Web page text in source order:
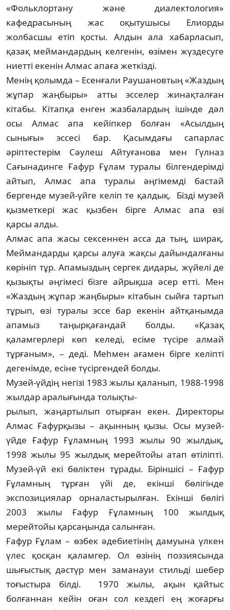
«Фольклортану және диалектология»
кафедрасының жас оқытушысы Елиорды
жолбасшы етіп қосты. Алдын ала хабарласып,
қазақ меймандардың келгенін, өзімен жүздесуге
ниетті екенін Алмас апаға жеткізді.
Менің қолымда – Есенғали Раушановтың «Жаздың
жұпар жаңбыры» атты эсселер жинақ­талған
кітабы. Кітапқа енген жазба­лардың ішінде дәл
осы Алмас апа кейіпкер болған «Асылдың
сынығы» эссесі бар. Қасым­дағы сапарлас
әріптестерім Сәулеш Айту­ғанова мен Гүлназ
Сағынадинге Ғафур Ғұлам туралы білгендерімді
айтып, Алмас апа тура­лы әңгімемді бастай
бергенде музей-үйге кел­іп те қалдық. Бізді музей
қызметкері жас қызбен бірге Алмас апа өзі
қарсы алды.
Алмас апа жасы сексеннен асса да тың, ширақ.
Меймандарды қарсы алуға жақсы дайындалғаны
көрініп тұр. Апамыздың сергек дидары, жүйелі де
қызықты әңгімесі бізге айрықша әсер етті. Мен
«Жаздың жұпар жаңбыры» кітабын сыйға тартып
тұрып, өзі туралы эссе бар екенін айтқанымда
апамыз таңырқағандай болды. «Қазақ
қаламгерлері көп келеді, есіме түсіре алмай
тұрғаным», – деді. Меһмен ағамен бірге келіпті
дегенімде, есіне түсіргендей болды.
Музей-үйдің негізі 1983 жылы қаланып, 1988-1998
жылдар аралығында толықты-
р­ылып, жаңартылып отырған екен. Дирек­торы
Алмас Ғафурқызы – ақынның қызы. Осы музей-
үйде Ғафур Ғұламның 1993 жылы 90 жылдық,
1998 жылы 95 жылдық мерейтойы атап өтіліпті.
Музей-үй екі бөліктен тұрады. Біріншісі – Ғафур
Ғұламның тұрған үйі де, екінші бөлігінде
экспозициялар орналастыр­ылған. Екінші бөлігі
2003 жылы Ғафур Ғұлам­ның 100 жылдық
мерейтойы қарсаңында салынған.
Ғафур Ғұлам – өзбек әдебиетінің дамуына үлкен
үлес қосқан қаламгер. Ол өзінің поэ­зия­сында
шығыстық дәстүр мен заманауи стильді шебер
тоғыстыра білді. 1970 жылы, ақын қайтыс
болғаннан кейін оған сол кез­дегі ең жоғарғы